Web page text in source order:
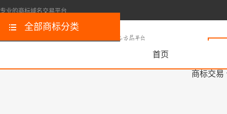
专业的商标域名交易平台
首页
商标交易
全部商标分类